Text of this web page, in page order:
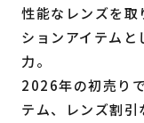
性能なレンズを取
ションアイテムと
力。
2026年の初売り
テム、レンズ割